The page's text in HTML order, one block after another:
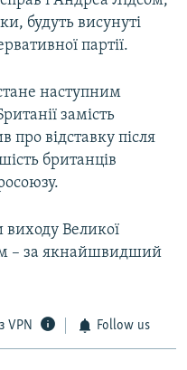
будуть висунуті
партії.
наступним
замість
відставку після
британців
Великої
– за якнайшвидший
VPN Follow us